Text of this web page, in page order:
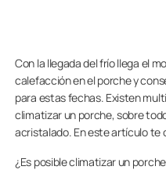
Con la llegada del frío llega el
calefacción en el porche y
para estas fechas. Existen
climatizar un porche, sobre
acristalado. En este artículo te
¿Es posible climatizar un